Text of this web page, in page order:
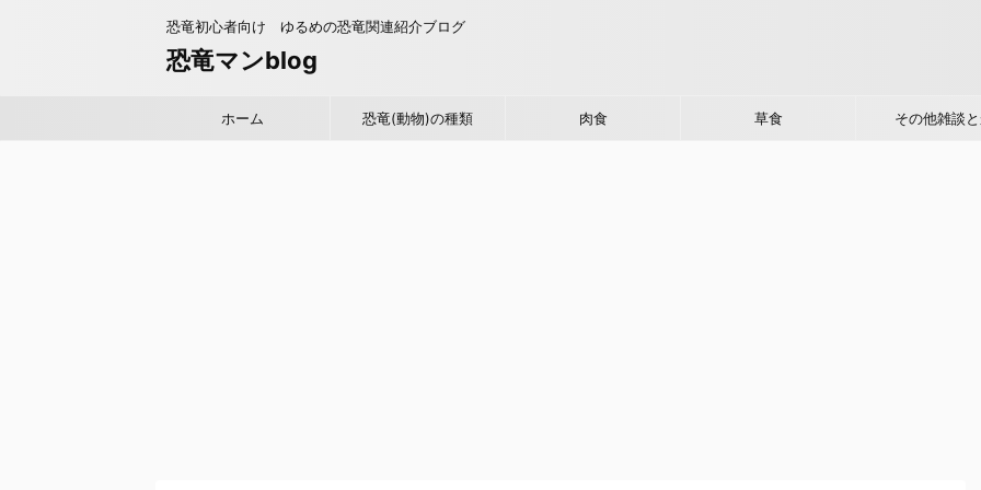
恐竜初心者向け ゆるめの恐竜関連紹介ブログ
恐竜マンblog
ホーム 恐竜(動物)の種類 肉食 草食 その他雑談